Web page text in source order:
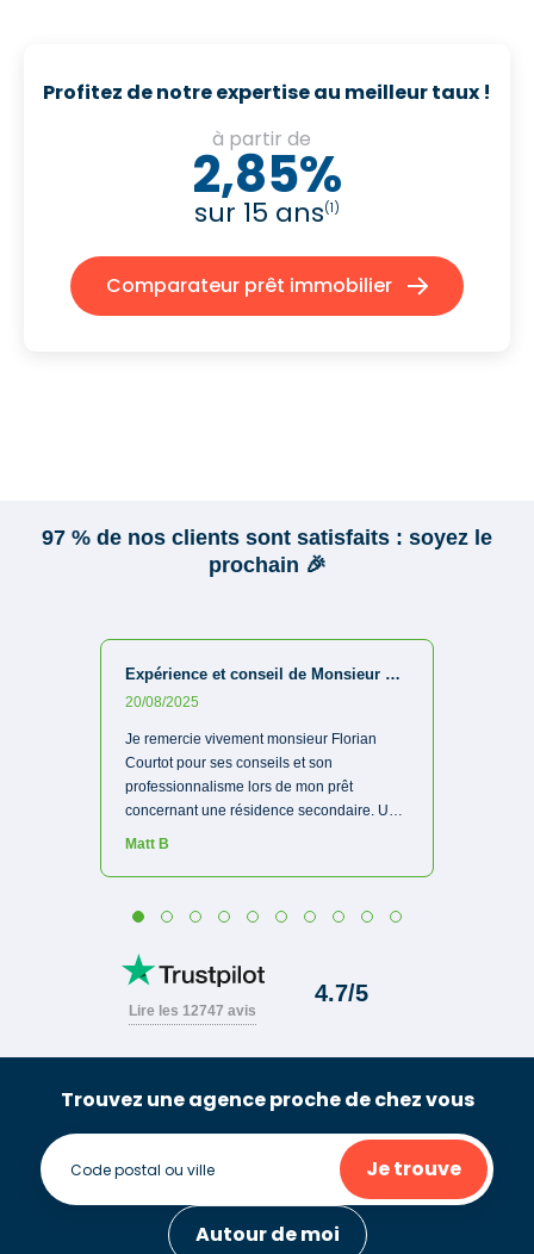
Profitez de notre expertise au meilleur taux !
à partir de
2,85%
sur 15 ans(1)
Comparateur prêt immobilier
Trouvez une agence proche de chez vous
Je trouve
Autour de moi